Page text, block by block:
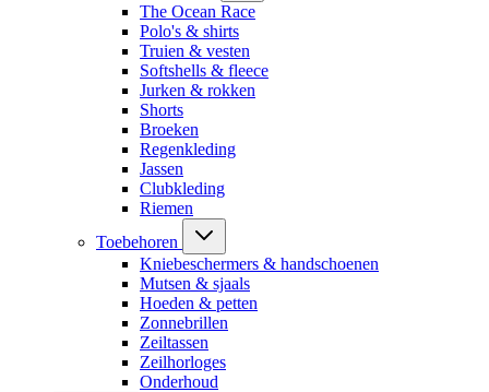
The Ocean Race
Polo's & shirts
Truien & vesten
Softshells & fleece
Jurken & rokken
Shorts
Broeken
Regenkleding
Jassen
Clubkleding
Riemen
Toebehoren
Kniebeschermers & handschoenen
Mutsen & sjaals
Hoeden & petten
Zonnebrillen
Zeiltassen
Zeilhorloges
Onderhoud